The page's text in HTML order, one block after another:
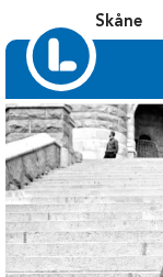
Skåne